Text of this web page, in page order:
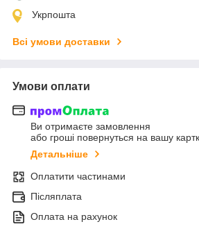
Укрпошта
Всі умови доставки
Умови оплати
Ви отримаєте замовлення
або гроші повернуться на вашу
Детальніше
Оплатити частинами
Післяплата
Оплата на рахунок